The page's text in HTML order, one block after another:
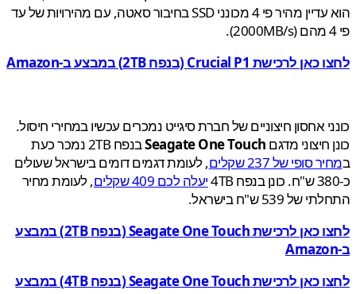
הוא עדיין מהיר פי 4 מכונני SSD בחיבור סאטה, עם מהירויות של עד
2000MB/s).
כאן לרכישתCrucial P1(בנפח 2TB) במבצע ב-Amazon
אחסון חיצוניים של חברת סיגייט נמכרים עכשיו במחירי חיסול.
חיצוני מדגםSeagate One Touch
בנפח 2TB נמכר כעת
סופי של 237 שקלים
, לעומת דגמים דומים בישראל שעולים
יעלה לכם 409 שקלים
, לעומת מחיר
539 ש"ח בישראל.
כאן לרכישתSeagate One Touch (בנפח 2TB) במבצע
כאן לרכישתSeagate One Touch (בנפח 4TB) במבצע